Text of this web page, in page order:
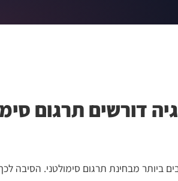
דורשים תרגום
ביותר מבחינת תרגום סימולטני. הסיבה